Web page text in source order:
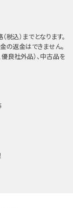
込）までとなります。
の返金はできません。
良社外品）、中古品を